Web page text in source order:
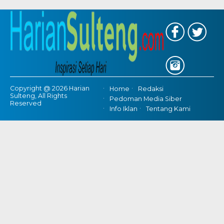
Copyright @ 2026 Harian
Sulteng, All Rights
Reserved
Home
Redaksi
Pedoman Media Siber
Info Iklan
Tentang Kami